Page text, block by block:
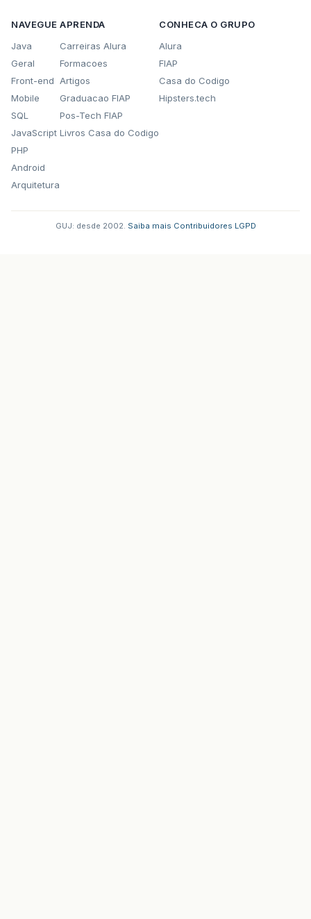
NAVEGUE
Java
Geral
Front-end
Mobile
SQL
JavaScript
PHP
Android
Arquitetura
APRENDA
Carreiras Alura
Formacoes
Artigos
Graduacao FIAP
Pos-Tech FIAP
Livros Casa do Codigo
CONHECA O GRUPO
Alura
FIAP
Casa do Codigo
Hipsters.tech
GUJ: desde 2002. Saiba mais Contribuidores LGPD